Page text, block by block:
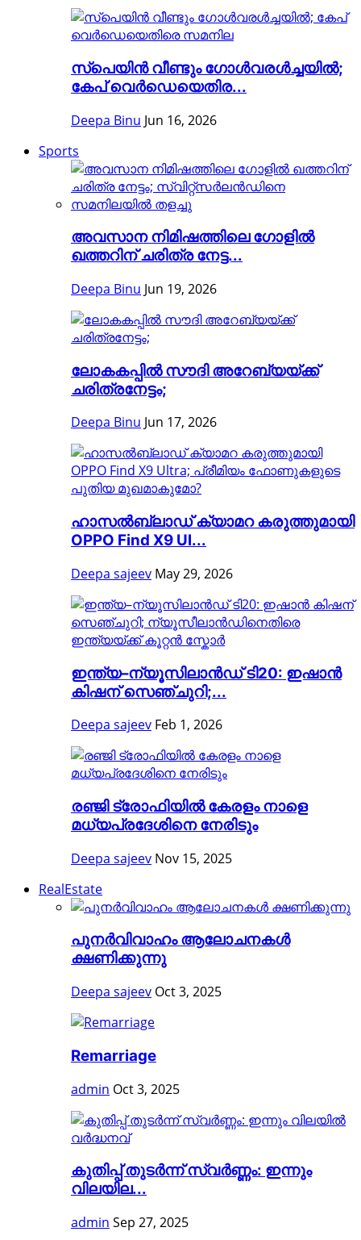
സ്പെയിൻ വീണ്ടും ഗോൾവരൾച്ചയിൽ;
കേപ് വെർഡെയെതിര...
Deepa Binu Jun 16, 2026
Sports
അവസാന നിമിഷത്തിലെ ഗോളിൽ
ഖത്തറിന് ചരിത്ര നേട്ട...
Deepa Binu Jun 19, 2026
ലോകകപ്പിൽ സൗദി അറേബ്യയ്ക്ക്
ചരിത്രനേട്ടം;
Deepa Binu Jun 17, 2026
ഹാസൽബ്ലാഡ് ക്യാമറ കരുത്തുമായി
OPPO Find X9 Ul...
Deepa sajeev May 29, 2026
ഇന്ത്യ–ന്യൂസിലാൻഡ് ടി20: ഇഷാൻ
കിഷന് സെഞ്ചുറി;...
Deepa sajeev Feb 1, 2026
രഞ്ജി ട്രോഫിയിൽ കേരളം നാളെ
മധ്യപ്രദേശിനെ നേരിടും
Deepa sajeev Nov 15, 2025
RealEstate
പുനർവിവാഹം ആലോചനകൾ
ക്ഷണിക്കുന്നു
Deepa sajeev Oct 3, 2025
Remarriage
admin Oct 3, 2025
കുതിപ്പ് തുടര്‍ന്ന് സ്വര്‍ണ്ണം: ഇന്നും
വിലയില...
admin Sep 27, 2025